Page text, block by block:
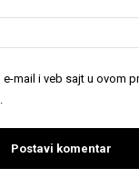
e-mail i veb sajt u ovom